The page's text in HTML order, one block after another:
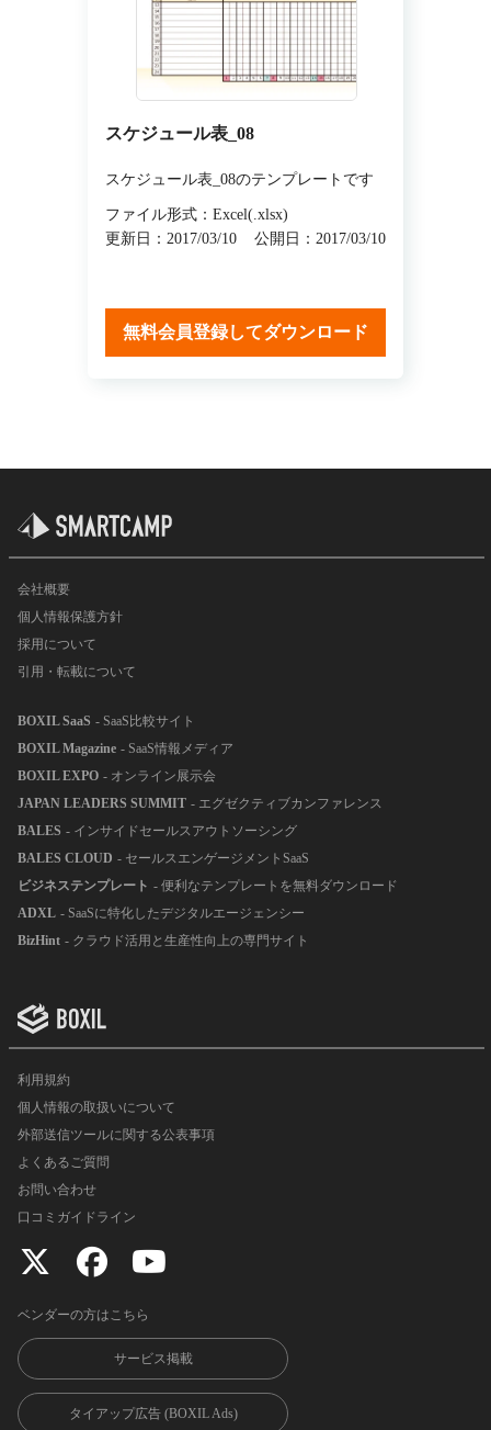
スケジュール表_08
スケジュール表_08のテンプレートです
ファイル形式：Excel(.xlsx)
更新日：2017/03/10
公開日：2017/03/10
無料会員登録してダウンロード
会社概要
個人情報保護方針
採用について
引用・転載について
BOXIL SaaS - SaaS比較サイト
BOXIL Magazine - SaaS情報メディア
BOXIL EXPO - オンライン展示会
JAPAN LEADERS SUMMIT - エグゼクティブカンファレンス
BALES - インサイドセールスアウトソーシング
BALES CLOUD - セールスエンゲージメントSaaS
ビジネステンプレート - 便利なテンプレートを無料ダウンロード
ADXL - SaaSに特化したデジタルエージェンシー
BizHint - クラウド活用と生産性向上の専門サイト
利用規約
個人情報の取扱いについて
外部送信ツールに関する公表事項
よくあるご質問
お問い合わせ
口コミガイドライン
ベンダーの方はこちら
サービス掲載
タイアップ広告 (BOXIL Ads)